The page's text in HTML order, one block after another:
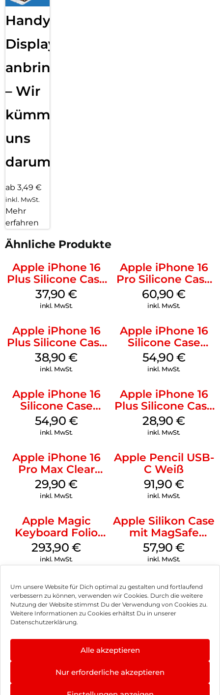
Um unsere Website für Dich optimal zu gestalten und fortlaufend
verbessern zu können, verwenden wir Cookies. Durch die weitere
Nutzung der Website stimmst Du der Verwendung von Cookies zu.
Weitere Informationen zu Cookies erhältst Du in unserer
Datenschutzerklärung.
Alle akzeptieren
Nur erforderliche akzeptieren
Handy
Displayfolie
anbringen
– Wir
kümmern
uns
darum!
ab 3,49 €
inkl. MwSt.
Mehr
erfahren
Ähnliche Produkte
Apple iPhone 16
Plus Silicone Case
MagSafe Lake
Green
37,90€
inkl. MwSt.
Apple iPhone 16
Pro Silicone Case
MagSafe Stone
Gray
60,90€
inkl. MwSt.
Apple iPhone 16
Plus Silicone Case
MagSafe Denim
38,90€
inkl. MwSt.
Apple iPhone 16
Silicone Case
MagSafe Black
54,90 €
inkl. MwSt.
Apple iPhone 16
Silicone Case
MagSafe Lake
Green
54,90 €
inkl. MwSt.
Apple iPhone 16
Plus Silicone Case
MagSafe Black
28,90€
inkl. MwSt.
Apple iPhone 16
Pro Max Clear
Case MagSafe
Transparent
29,90€
inkl. MwSt.
Apple Pencil USB-
C Weiß
91,90 €
inkl. MwSt.
Apple Magic
Keyboard Folio
iPad 10.9″ (10.Gen.)
Weiß
293,90€
inkl. MwSt.
Apple Silikon Case
mit MagSafe
iPhone 14 Pro
(PRODUCT)RED
57,90€
inkl. MwSt.
Impressum
Hinweis zur Batterieentsorgung